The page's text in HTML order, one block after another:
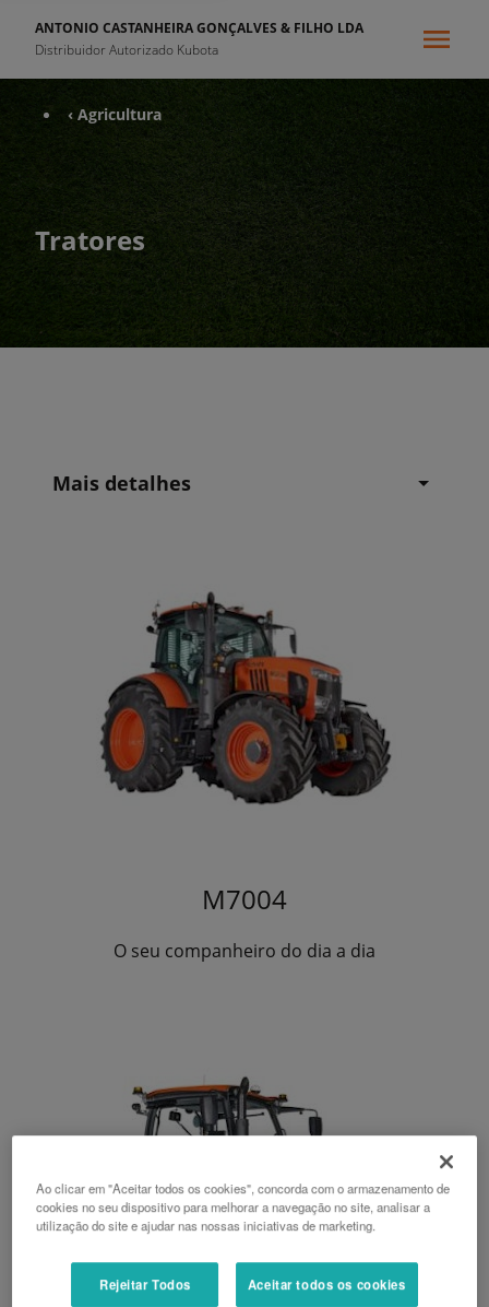
ANTONIO CASTANHEIRA GONÇALVES & FILHO LDA
Distribuidor Autorizado Kubota
‹ Agricultura
Tratores
Mais detalhes
M7004
O seu companheiro do dia a dia
Ao clicar em "Aceitar todos os cookies", concorda com o armazenamento de
cookies no seu dispositivo para melhorar a navegação no site, analisar a
utilização do site e ajudar nas nossas iniciativas de marketing.
Rejeitar Todos Aceitar todos os cookies